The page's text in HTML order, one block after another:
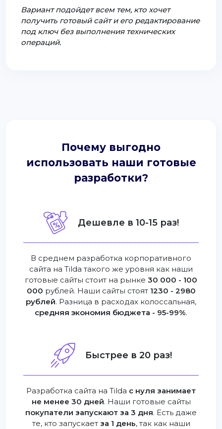
Вариант подойдет всем тем, кто хочет
получить готовый сайт и его редактирование
под ключ без выполнения технических
операций.
Почему выгодно
использовать наши готовые
разработки?
Дешевле в 10-15 раз!
В среднем разработка корпоративного
сайта на Tilda такого же уровня как наши
готовые сайты стоит на рынке 30 000 - 100
000 рублей. Наши сайты стоят 1230 - 2980
рублей. Разница в расходах колоссальная,
средняя экономия бюджета - 95-99%.
Быстрее в 20 раз!
Разработка сайта на Tilda с нуля занимает
не менее 30 дней. Наши готовые сайты
покупатели запускают за 3 дня. Есть даже
те, кто запускает за 1 день, так как наши